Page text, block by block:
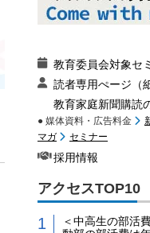
教育委員会対象セ
読者専用ぺージ（
教育家庭新聞購読
● 媒体資料・広告料金
マガ
セミナー
採用情報
アクセスTOP10
＜中高生の部活